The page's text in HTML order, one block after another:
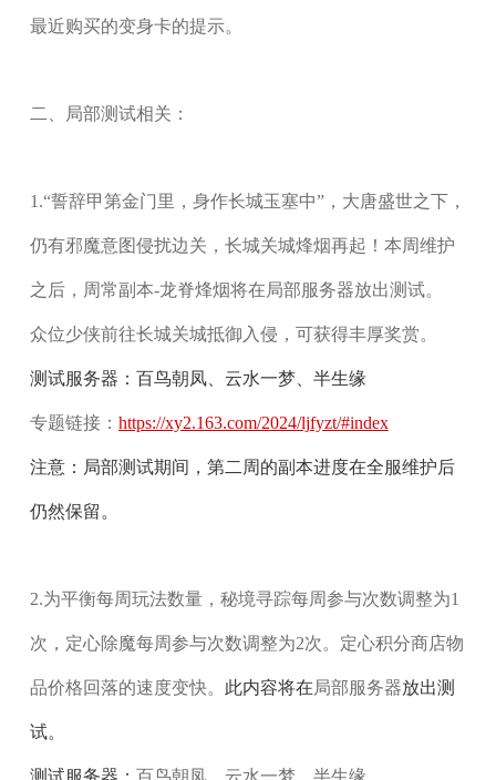
最近购买的变身卡的提示。
二、局部测试相关：
1.“誓辞甲第金门里，身作长城玉塞中”，大唐盛世之下，
仍有邪魔意图侵扰边关，长城关城烽烟再起！本周维护
之后， 周常副本-龙脊烽烟将在局部服务器放出测试。
众位少侠前往长城关城抵御入侵，可获得丰厚奖赏。
测试服务器： 百鸟朝凤、 云水一梦、 半生缘
专题链接： https://xy2.163.com/2024/ljfyzt/#index
注意： 局部测试期间，第二周的副本进度在全服维护后
仍然保留。
2.为平衡每周玩法数量， 秘境寻踪每周参与次数调整为1
次 ， 定心除魔每周参与次数调整为2次。定心积分商店物
品价格回落的速度变快。 此内容将在局部服务器放出测
试。